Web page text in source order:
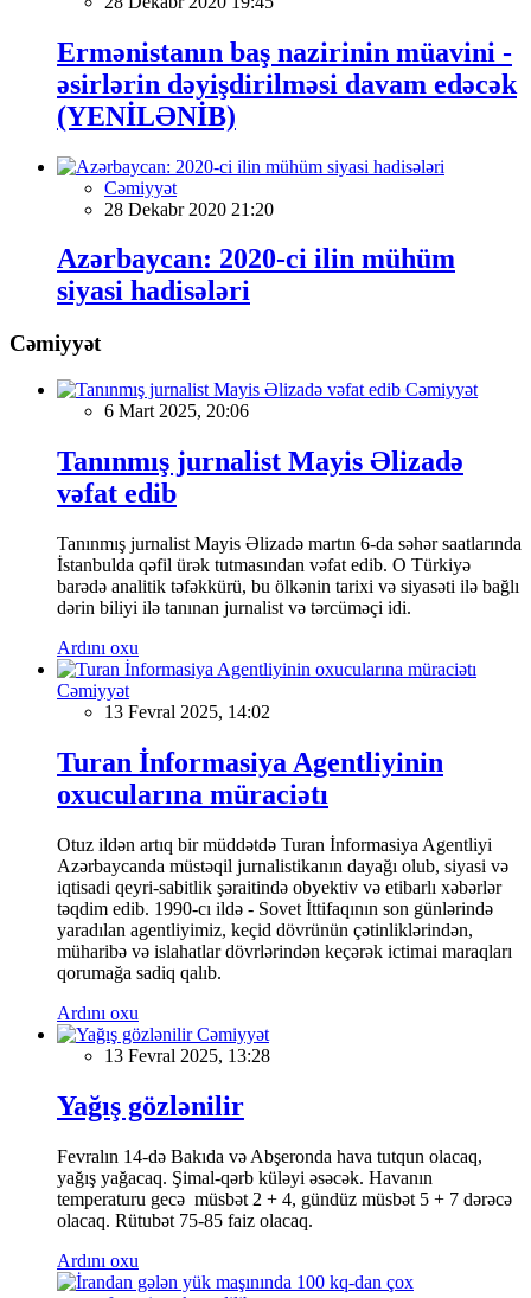
Ermənistanın baş nazirinin müavini -
əsirlərin dəyişdirilməsi davam edəcək
(YENİLƏNİB)
Cəmiyyət
28 Dekabr 2020 21:20
Azərbaycan: 2020-ci ilin mühüm
siyasi hadisələri
Cəmiyyət
Cəmiyyət
6 Mart 2025, 20:06
Tanınmış jurnalist Mayis Əlizadə
vəfat edib
Tanınmış jurnalist Mayis Əlizadə martın 6-da səhər saatlarında
İstanbulda qəfil ürək tutmasından vəfat edib. O Türkiyə
barədə analitik təfəkkürü, bu ölkənin tarixi və siyasəti ilə bağlı
dərin biliyi ilə tanınan jurnalist və tərcüməçi idi.
Ardını oxu
Cəmiyyət
13 Fevral 2025, 14:02
Turan İnformasiya Agentliyinin
oxucularına müraciətı
Otuz ildən artıq bir müddətdə Turan İnformasiya Agentliyi
Azərbaycanda müstəqil jurnalistikanın dayağı olub, siyasi və
iqtisadi qeyri-sabitlik şəraitində obyektiv və etibarlı xəbərlər
təqdim edib. 1990-cı ildə - Sovet İttifaqının son günlərində
yaradılan agentliyimiz, keçid dövrünün çətinliklərindən,
müharibə və islahatlar dövrlərindən keçərək ictimai maraqları
qorumağa sadiq qalıb.
Ardını oxu
Cəmiyyət
13 Fevral 2025, 13:28
Yağış gözlənilir
Fevralın 14-də Bakıda və Abşeronda hava tutqun olacaq,
yağış yağacaq. Şimal-qərb küləyi əsəcək. Havanın
temperaturu gecə müsbət 2 + 4, gündüz müsbət 5 + 7 dərəcə
olacaq. Rütubət 75-85 faiz olacaq.
Ardını oxu